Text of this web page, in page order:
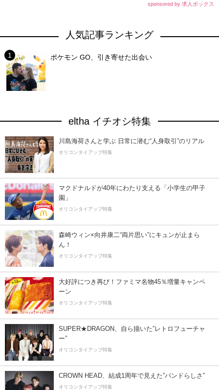
sponsored by 求人ボックス
人気記事ランキング
ポケモン GO、引き寄せた出会い
eltha イチオシ特集
川島海荷さんと学ぶ 日常に潜む“人身取引”のリアル
オリコンタイアップ特集
マクドナルドが40年にわたり支える「小学生の甲子
園」
オリコンタイアップ特集
森崎ウィン×向井康二“両片思い”にキュンが止まら
ん！
オリコンタイアップ特集
大好評につき再び！ファミマ名物45％増量キャンペ
ーン
オリコンタイアップ特集
SUPER★DRAGON、自ら描いた”レトロフューチャ
ー”
オリコンタイアップ特集
CROWN HEAD、結成1周年で見えた”バンドらしさ”
オリコンタイアップ特集